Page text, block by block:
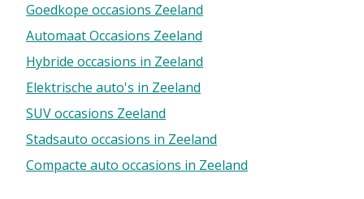
Goedkope occasions Zeeland
Automaat Occasions Zeeland
Hybride occasions in Zeeland
Elektrische auto's in Zeeland
SUV occasions Zeeland
Stadsauto occasions in Zeeland
Compacte auto occasions in Zeeland